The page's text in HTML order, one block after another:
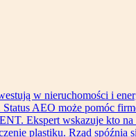
w nieruchomości i
Status AEO może pomóc
Ekspert wskazuje kto
plastiku. Rząd spóźnia